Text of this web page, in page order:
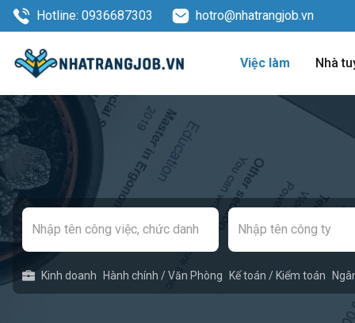
Hotline: 0936687303 hotro@nhatrangjob.vn
Việc làm Nhà
Kinh doanh Hành chính / Văn Phòng Kế toán / Kiểm toán